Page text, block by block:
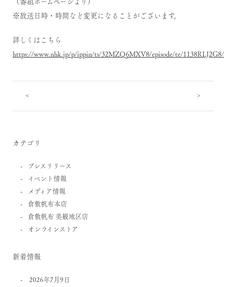
※放送日時・時間など変更になることがございます。
詳しくはこちら
https://www.nhk.jp/p/ippin/ts/32MZQ6MXV8/episode/te/1138RLJ2G8/
< >
カテゴリ
プレスリリース
イベント情報
メディア情報
倉敷帆布本店
倉敷帆布 美観地区店
オンラインストア
新着情報
2026年7月9日